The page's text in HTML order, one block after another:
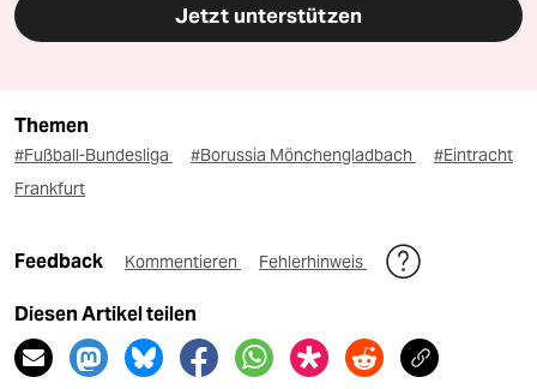
Jetzt unterstützen
Themen
#Fußball-Bundesliga #Borussia Mönchengladbach
#Eintracht
Frankfurt
Feedback Kommentieren Fehlerhinweis
Diesen Artikel teilen